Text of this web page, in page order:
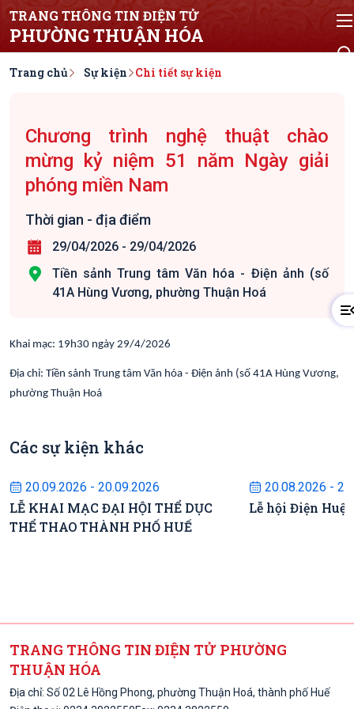
TRANG THÔNG TIN ĐIỆN TỬ
PHƯỜNG THUẬN HÓA
Trang chủ Sự kiện Chi tiết sự kiện
Chương trình nghệ thuật chào
mừng kỷ niệm 51 năm Ngày giải
phóng miền Nam
Thời gian - địa điểm
29/04/2026 - 29/04/2026
Tiền sảnh Trung tâm Văn hóa - Điện ảnh (số
41A Hùng Vương, phường Thuận Hoá
Khai mạc: 19h30 ngày 29/4/2026
Địa chỉ: Tiền sảnh Trung tâm Văn hóa - Điện ảnh (số 41A Hùng Vương,
phường Thuận Hoá
Các sự kiện khác
Sự kiện sắp diễn ra
20.09.2026 - 20.09.2026
LỄ KHAI MẠC ĐẠI HỘI THỂ DỤC
THỂ THAO THÀNH PHỐ HUẾ
20.08.2026 -
Lễ hội Điện Huệ
TRANG THÔNG TIN ĐIỆN TỬ PHƯỜNG
THUẬN HÓA
Địa chỉ: Số 02 Lê Hồng Phong, phường Thuận Hoá, thành phố Huế